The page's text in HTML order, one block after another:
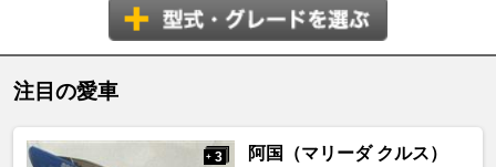
注目の愛車
+ 3
阿国（マリーダ クルス）